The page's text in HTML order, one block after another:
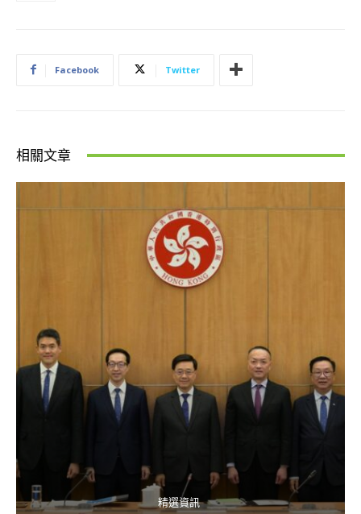
Facebook Twitter
相關文章
精選資訊